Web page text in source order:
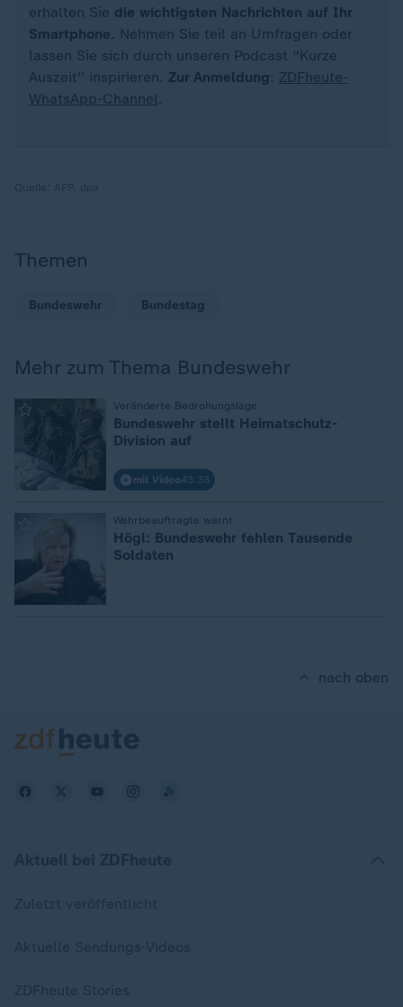
erhalten Sie die wichtigsten Nachrichten auf Ihr
Smartphone. Nehmen Sie teil an Umfragen oder
lassen Sie sich durch unseren Podcast "Kurze
Auszeit" inspirieren. Zur Anmeldung : ZDFheute-
WhatsApp-Channel.
Themen
Bundeswehr Bundestag
Mehr zum Thema Bundeswehr
Veränderte Bedrohungslage
Bundeswehr stellt Heimatschutz-
Division auf
mit Video43:33
Wehrbeauftragte warnt
Högl: Bundeswehr fehlen Tausende
Soldaten
nach oben